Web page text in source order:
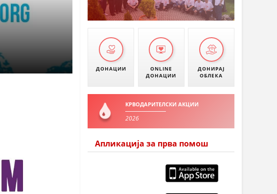
ДОНАЦИИ
ONLINE
ДОНАЦИИ
ДОНИРАЈ
ОБЛЕКА
КРВОДАРИТЕЛСКИ АКЦИИ
2026
Апликација за прва помош